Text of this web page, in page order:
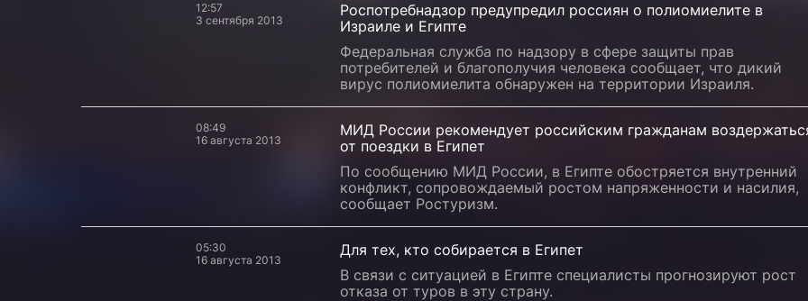
12:57
3 сентября 2013
Роспотребнадзор предупредил россиян о полиомиелите в
Израиле и Египте
Федеральная служба по надзору в сфере защиты прав
потребителей и благополучия человека сообщает, что дикий
вирус полиомиелита обнаружен на территории Израиля.
08:49
16 августа 2013
МИД России рекомендует российским гражданам
от поездки в Египет
По сообщению МИД России, в Египте обостряется внутренний
конфликт, сопровождаемый ростом напряженности и насилия,
сообщает Ростуризм.
05:30
16 августа 2013
Для тех, кто собирается в Египет
В связи с ситуацией в Египте специалисты прогнозируют рост
отказа от туров в эту страну.